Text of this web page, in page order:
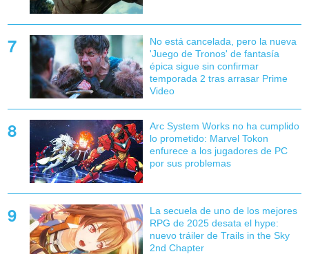
No está cancelada, pero la nueva
'Juego de Tronos' de fantasía
épica sigue sin confirmar
temporada 2 tras arrasar Prime
Video
Arc System Works no ha cumplido
lo prometido: Marvel Tokon
enfurece a los jugadores de PC
por sus problemas
La secuela de uno de los mejores
RPG de 2025 desata el hype:
nuevo tráiler de Trails in the Sky
2nd Chapter